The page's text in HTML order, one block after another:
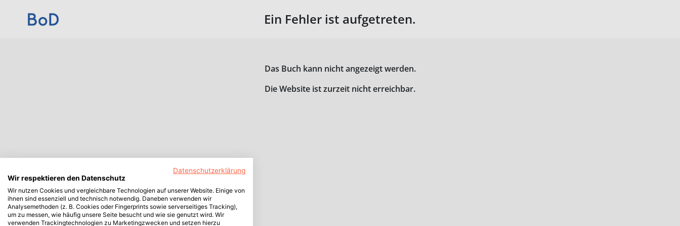
Ein Fehler ist aufgetreten.
Das Buch kann nicht angezeigt werden.
Die Website ist zurzeit nicht erreichbar.
Datenschutzerklärung
Wir respektieren den Datenschutz
Wir nutzen Cookies und vergleichbare Technologien auf unserer Website. Einige von
ihnen sind essenziell und technisch notwendig. Daneben verwenden wir
Analysemethoden (z. B. Cookies oder Fingerprints sowie serverseitiges Tracking),
um zu messen, wie häufig unsere Seite besucht und wie sie genutzt wird. Wir
verwenden Trackingtechnologien zu Marketingzwecken und setzen hierzu